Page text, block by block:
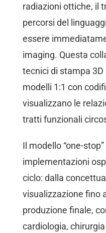
radiazioni ottiche, il
percorsi del
essere
imaging. Questa
tecnici di stampa
modelli 1:1 con
visualizzano le
tratti funzionali
Il modello “one-
implementazioni
ciclo: dalla
visualizzazione fino
produzione finale,
cardiologia,